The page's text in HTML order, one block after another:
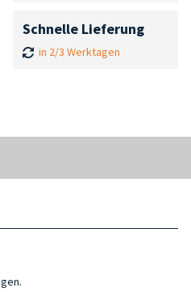
Schnelle Lieferung
in 2/3 Werktagen